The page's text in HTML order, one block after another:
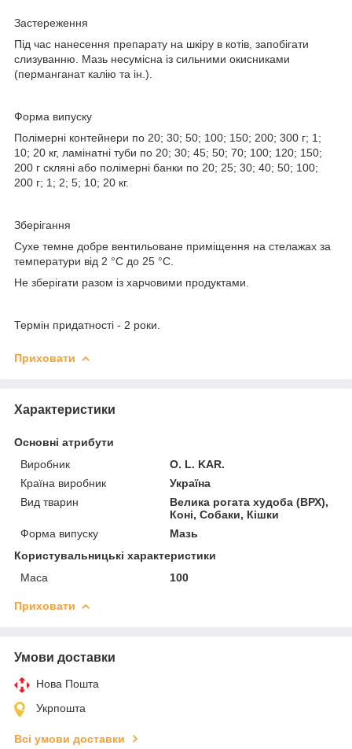
Застереження
Під час нанесення препарату на шкіру в котів, запобігати
слизуванню. Мазь несумісна із сильними окисниками
(перманганат калію та ін.).
Форма випуску
Полімерні контейнери по 20; 30; 50; 100; 150; 200; 300 г; 1;
10; 20 кг, ламінатні туби по 20; 30; 45; 50; 70; 100; 120; 150;
200 г скляні або полімерні банки по 20; 25; 30; 40; 50; 100;
200 г; 1; 2; 5; 10; 20 кг.
Зберігання
Сухе темне добре вентильоване приміщення на стелажах за
температури від 2 °C до 25 °C.
Не зберігати разом із харчовими продуктами.
Термін придатності - 2 роки.
Приховати
Характеристики
Основні атрибути
Виробник
O. L. KAR.
Країна виробник
Україна
Вид тварин
Велика рогата худоба (ВРХ),
Коні, Собаки, Кішки
Форма випуску
Мазь
Користувальницькі характеристики
Маса
100
Приховати
Умови доставки
Нова Пошта
Укрпошта
Всі умови доставки